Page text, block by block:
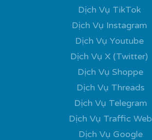
Dịch Vụ TikTok
Dịch Vụ Instagram
Dịch Vụ Youtube
Dịch Vụ X (Twitter)
Dịch Vụ Shoppe
Dịch Vụ Threads
Dịch Vụ Telegram
Dịch Vụ Traffic Web
Dịch Vụ Google